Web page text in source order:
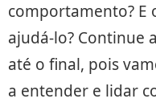
comportamento? E
ajudá-lo? Continue
até o final, pois
a entender e lidar